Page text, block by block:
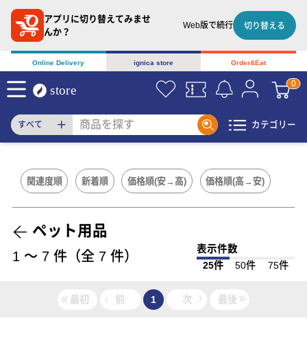
アプリに切り替えてみませ
んか？
Web版で続行 切り替える
Online Delivery ignica store Order&Eat
すべて カテゴリー
関連度順 新着順 価格順(安→高) 価格順(高→安)
ペット用品
1 〜 7 件（全 7 件）
表示件数
25件
50件 75件
最初 前 1 次 最後